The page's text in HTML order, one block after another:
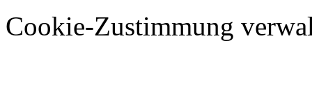
Cookie-Zustimmung